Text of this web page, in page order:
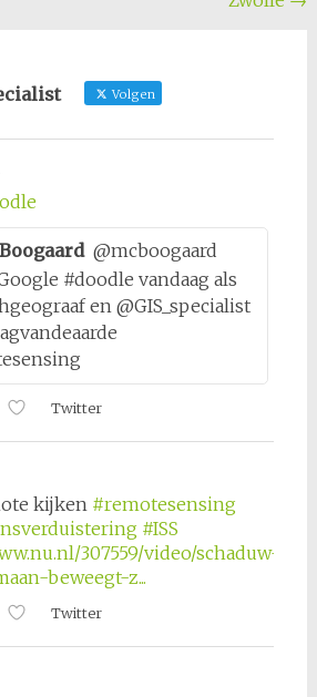
Volgen
@mcboogaard
#doodle vandaag als
en @GIS_specialist
Twitter
kijken #remotesensing
#ISS
307559/video/schaduw-
beweegt-z...
Twitter